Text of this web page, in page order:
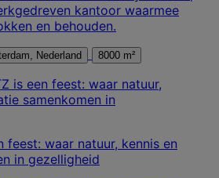
kantoor waarmee
en behouden.
Rotterdam, Nederland 8000 m²
feest: waar natuur, kennis en
in gezelligheid